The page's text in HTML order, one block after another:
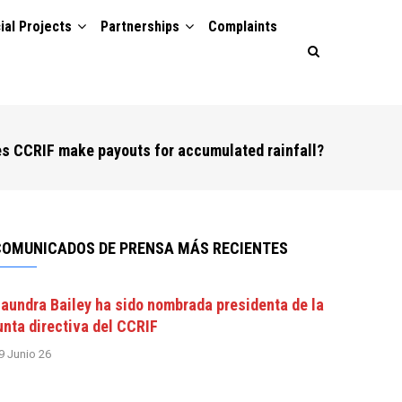
Projects Partnerships Complaints
CCRIF make payouts for accumulated rainfall?
DE PRENSA MÁS RECIENTES
Bailey ha sido nombrada presidenta de la
directiva del CCRIF
Junio 26